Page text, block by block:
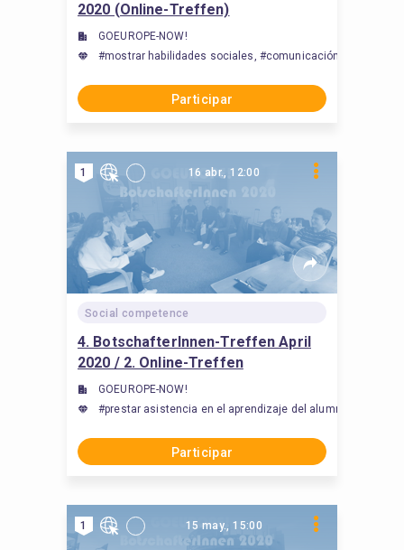
2020 (Online-Treffen)
GOEUROPE-NOW!
#mostrar habilidades sociales, #comunicación,
Participar
1 16 abr., 12:00
Social competence
4. BotschafterInnen-Treffen April
2020 / 2. Online-Treffen
GOEUROPE-NOW!
#prestar asistencia en el aprendizaje del alumnado,
Participar
1 15 may., 15:00